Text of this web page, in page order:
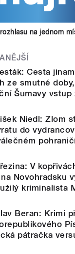
na jednom
Cesta
ze smutné
Šumavy vstup
Niedl: Zlom
do
V
Novohradsku
kriminalista
Beran: Krimi
pátračka